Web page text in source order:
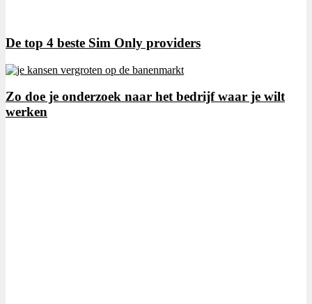
De top 4 beste Sim Only providers
Zo doe je onderzoek naar het bedrijf waar je wilt
werken